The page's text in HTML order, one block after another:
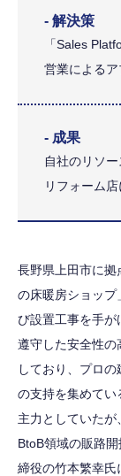
- 解決策
「Sales
営業による
- 成果
自社のリソ
リフォーム
長野県上田市に拠
の床暖房ショップ
び設置工事を手が
遵守した安全性の
しており、プロ
の支持を集めてい
主力としていた
BtoB領域の販路
締役の竹本繁幸氏